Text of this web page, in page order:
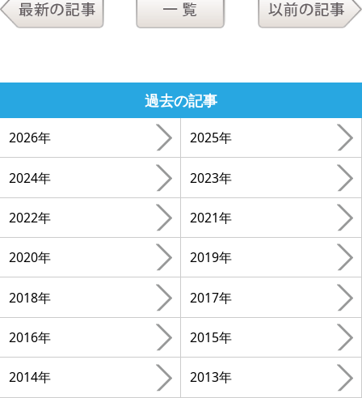
過去の記事
2026年 2025年
2024年 2023年
2022年 2021年
2020年 2019年
2018年 2017年
2016年 2015年
2014年 2013年